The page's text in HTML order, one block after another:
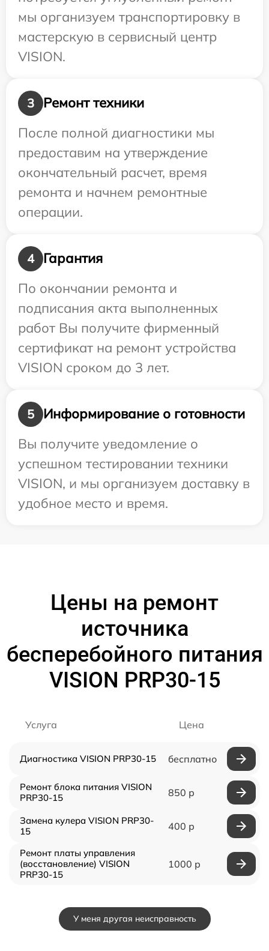
мы организуем транспортировку в
мастерскую в сервисный центр
VISION.
3
Ремонт техники
После полной диагностики мы
предоставим на утверждение
окончательный расчет, время
ремонта и начнем ремонтные
операции.
4
Гарантия
По окончании ремонта и
подписания акта выполненных
работ Вы получите фирменный
сертификат на ремонт устройства
VISION сроком до 3 лет.
5
Информирование о готовности
Вы получите уведомление о
успешном тестировании техники
VISION, и мы организуем доставку в
удобное место и время.
Цены на ремонт
источника
бесперебойного питания
VISION PRP30-15
Услуга Цена
Диагностика VISION PRP30-15 бесплатно
Ремонт блока питания VISION
PRP30-15
850 р
Замена кулера VISION PRP30-
15
400 р
Ремонт платы управления
(восстановление) VISION
PRP30-15
1000 р
У меня другая неисправность